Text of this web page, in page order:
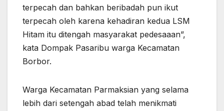
terpecah dan bahkan beribadah pun ikut
terpecah oleh karena kehadiran kedua LSM
Hitam itu ditengah masyarakat pedesaaan”,
kata Dompak Pasaribu warga Kecamatan
Borbor.
Warga Kecamatan Parmaksian yang selama
lebih dari setengah abad telah menikmati